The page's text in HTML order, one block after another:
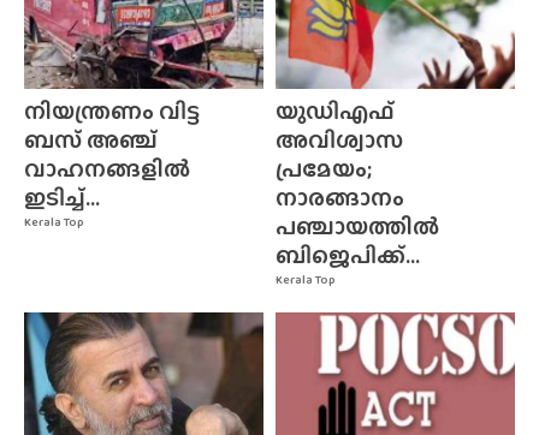
Kerala Top
നിയന്ത്രണം വിട്ട
ബസ് അഞ്ച്
വാഹനങ്ങളിൽ
ഇടിച്ച്...
Kerala Top
യുഡിഎഫ്
അവിശ്വാസ
പ്രമേയം;
നാരങ്ങാനം
പഞ്ചായത്തിൽ
ബിജെപിക്ക്...